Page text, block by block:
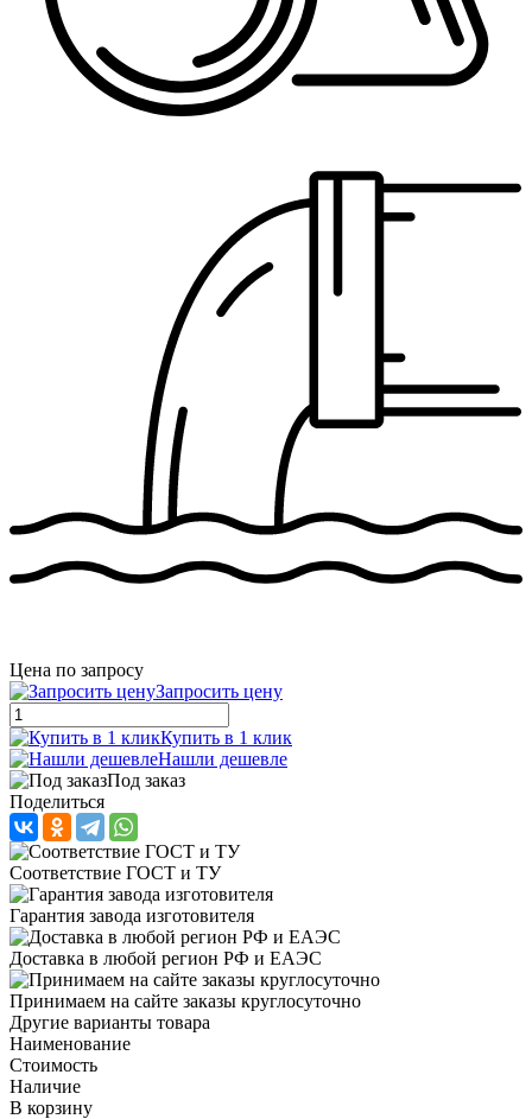
Цена по запросу
Запросить цену
Купить в 1 клик
Нашли дешевле
Под заказ
Поделиться
Соответствие ГОСТ и ТУ
Гарантия завода изготовителя
Доставка в любой регион РФ и ЕАЭС
Принимаем на сайте заказы круглосуточно
Другие варианты товара
Наименование
Стоимость
Наличие
В корзину